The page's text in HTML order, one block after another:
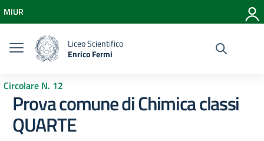
Vai al menu di navigazione
Vai al footer
MIUR
Liceo Scientifico
Enrico Fermi
Circolare N. 12
Prova comune di Chimica classi
QUARTE